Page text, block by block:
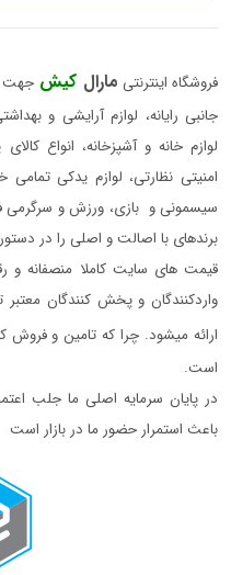
فروشگاه اینترنتی مارال کیش جهت
جانبی رایانه، لوازم آرایشی و
لوازم خانه و آشپزخانه، انواع
امنیتی نظارتی، لوازم یدکی
سیسمونی و بازی، ورزش و سرگرمی
برندهای با اصالت و اصلی را در
قیمت های سایت کاملا منصفانه و
واردکنندگان و پخش کنندگان
ارائه میشود. چرا که تامین و فروش
است.
در پایان سرمایه اصلی ما جلب
باعث استمرار حضور ما در بازار است